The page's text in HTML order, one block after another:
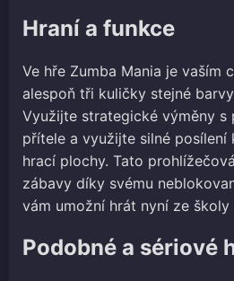
Hraní a funkce
Ve hře Zumba Mania je vaším
alespoň tři kuličky stejné
Využijte strategické výměny s
přítele a využijte silné posílení
hrací plochy. Tato
zábavy díky svému
vám umožní hrát nyní ze
Podobné a sériové